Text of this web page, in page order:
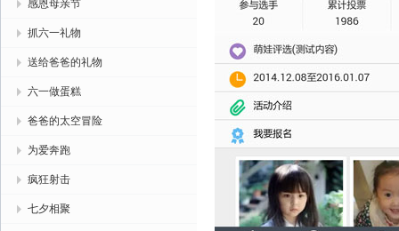
感恩母亲节
抓六一礼物
送给爸爸的礼物
六一做蛋糕
爸爸的太空冒险
为爱奔跑
疯狂射击
七夕相聚